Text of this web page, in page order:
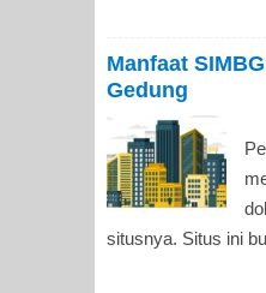
Manfaat
Gedung
situsnya. Situs ini